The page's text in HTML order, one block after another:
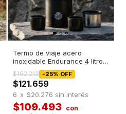
Termo de viaje acero
inoxidable Endurance 4 litros
Negro
$121.659
-25% OFF
$162.213
$109.493
6 x $20.276 sin interés